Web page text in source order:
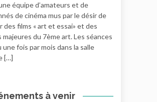
équipe d’amateurs et de
de cinéma mus par le désir de
des films « art et essai» et des
du 7ème art. Les séances
une fois par mois dans la salle
[…]
à venir